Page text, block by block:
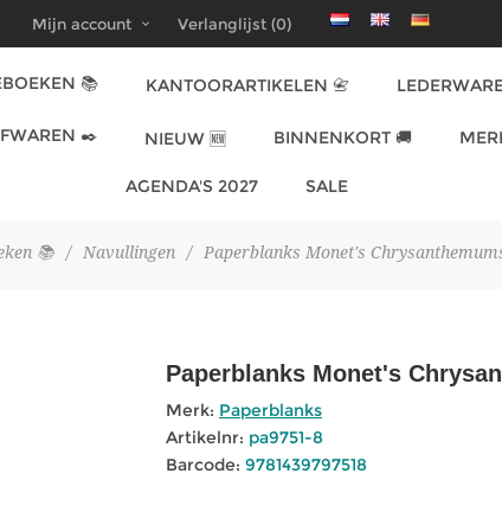
Mijn account Verlanglijst (0)
📚 KANTOORARTIKELEN 📇
✒️ NIEUW 🆕 BINNENKORT 🚚
AGENDA'S 2027 SALE
📚 / Navullingen / Paperblanks Monet's
Paperblanks Monet's
Merk: Paperblanks
Artikelnr: pa9751-8
Barcode: 9781439797518